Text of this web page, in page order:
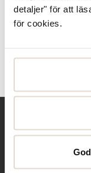
detaljer" för att
för cookies.
Specifikationer